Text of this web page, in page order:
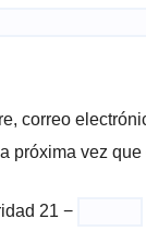
correo
próxima vez que
21 −